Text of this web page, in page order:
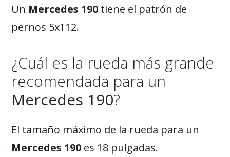
Un Mercedes 190 tiene el patrón de
pernos 5x112.
¿Cuál es la rueda más grande
recomendada para un
Mercedes 190?
El tamaño máximo de la rueda para un
Mercedes 190 es 18 pulgadas.